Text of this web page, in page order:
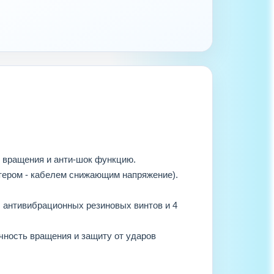
вращения и анти-шок функцию.
- кабелем снижающим напряжение).
резиновых винтов и 4
вращения и защиту от ударов